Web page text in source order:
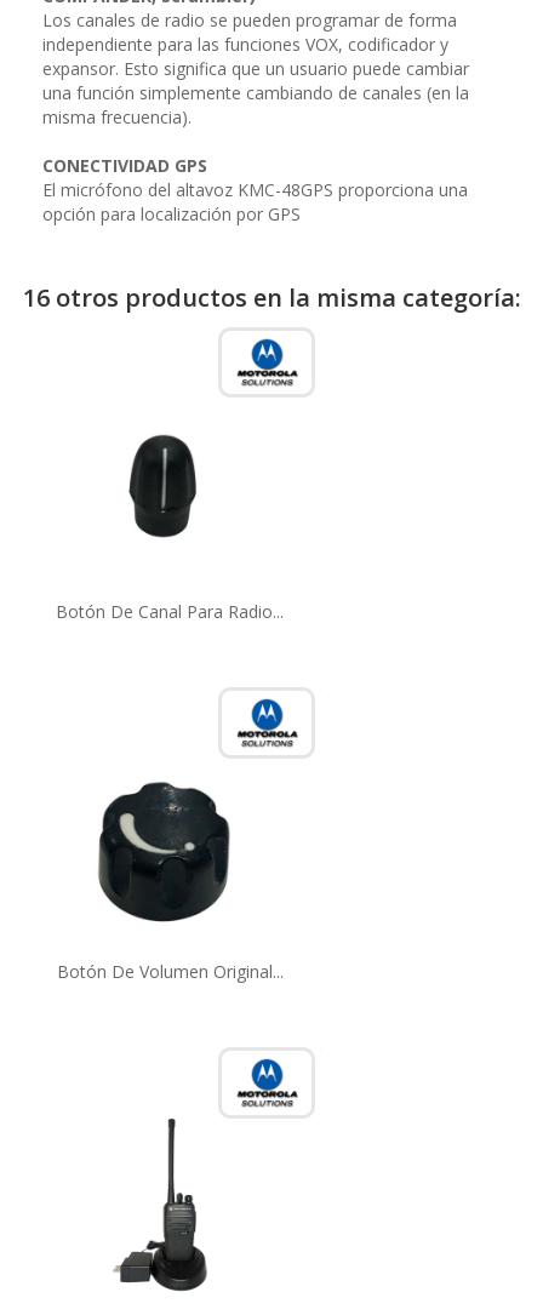
Los canales de radio se pueden programar de forma
independiente para las funciones VOX, codificador y
expansor. Esto significa que un usuario puede cambiar
una función simplemente cambiando de canales (en la
misma frecuencia).
CONECTIVIDAD GPS
El micrófono del altavoz KMC-48GPS proporciona una
opción para localización por GPS
16 otros productos en la misma categoría:
Botón De Canal Para Radio...
Botón De Volumen Original...